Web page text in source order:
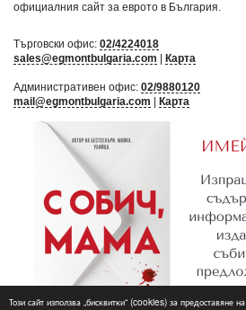
Този сайт използва „бисквитки“ (cookies) за предоставяне на
официалния сайт за еврото в България
Търговски офис: 02/4224018
sales@egmontbulgaria.com
Карта
Административен офис: 02/9880120
mail@egmontbulgaria.com
Карта